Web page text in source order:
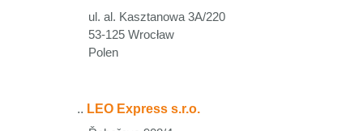
ul. al. Kasztanowa 3A/220
53-125 Wrocław
Polen
.. LEO Express s.r.o.